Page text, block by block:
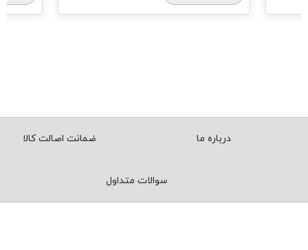
درباره ما ضمانت اصالت کالا
سوالات متداول